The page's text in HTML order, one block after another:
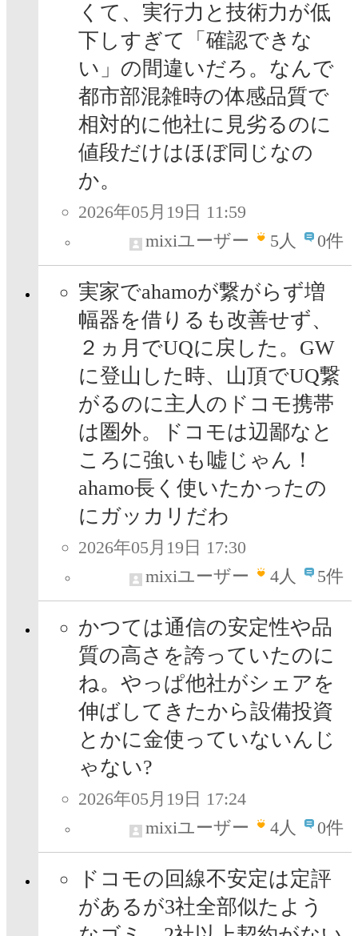
くて、実行力と技術力が低
下しすぎて「確認できな
い」の間違いだろ。なんで
都市部混雑時の体感品質で
相対的に他社に見劣るのに
値段だけはほぼ同じなの
か。
2026年05月19日 11:59
mixiユーザー
5人 0件
実家でahamoが繋がらず増
幅器を借りるも改善せず、
２ヵ月でUQに戻した。GW
に登山した時、山頂でUQ繋
がるのに主人のドコモ携帯
は圏外。ドコモは辺鄙なと
ころに強いも嘘じゃん！
ahamo長く使いたかったの
にガッカリだわ
2026年05月19日 17:30
mixiユーザー
4人 5件
かつては通信の安定性や品
質の高さを誇っていたのに
ね。やっぱ他社がシェアを
伸ばしてきたから設備投資
とかに金使っていないんじ
ゃない?
2026年05月19日 17:24
mixiユーザー
4人 0件
ドコモの回線不安定は定評
があるが3社全部似たよう